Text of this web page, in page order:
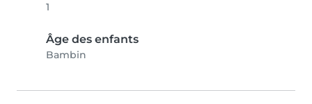
1
Âge des enfants
Bambin